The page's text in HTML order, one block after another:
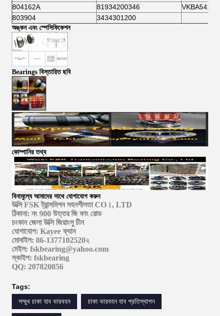
804162A
81934200346
VKBA5416
803904
3434301200
অঙ্কন এবং স্পেসিফিকেশন
Bearings বিস্তারিত ছবি
কোম্পানির তথ্য
বিনামূল্যে আমাদের সাথে যোগাযোগ করুন
উক্সি FSK ট্রান্সমিশন সহনশীলতা CO।, LTD
ঠিকানা: নং 900 উত্তর জি ফাং রোড
চংকান জেলা উক্সি জিয়াংসু চীন
যোগাযোগ: Kayee ফ্যান
মোবাইল: 86-1377102520২
মেইল: fskbearing@yahoo.com
স্কাইপ: fskbearing
QQ: 207820856
Tags:
সম্মুখ চাকা হাব ভারবহন
চাকা ভারবহন হাব প্রতিস্থাপন